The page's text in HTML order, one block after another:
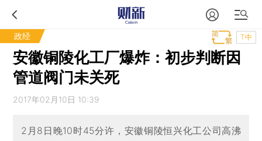
政经 T中
安徽铜陵化工厂爆炸：初步判断因
管道阀门未关死
2017年02月10日 10:39
2月8日晚10时45分许，安徽铜陵恒兴化工公司高沸